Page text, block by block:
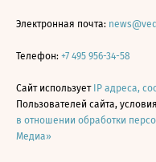
Электронная почта:
Телефон: +7 495 956-34-58
Сайт использует IP адреса,
Пользователей сайта,
в отношении обработки
Медиа»